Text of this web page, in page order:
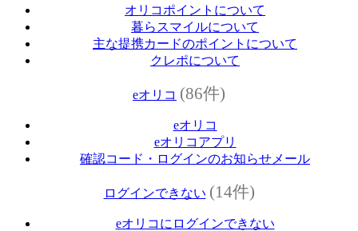
オリコポイントについて
暮らスマイルについて
主な提携カードのポイントについて
クレポについて
eオリコ (86件)
eオリコ
eオリコアプリ
確認コード・ログインのお知らせメール
ログインできない (14件)
eオリコにログインできない